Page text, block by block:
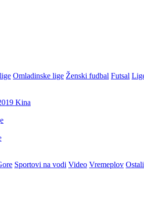
Omladinske lige Ženski fudbal Futsal
Kina
Sportovi na vodi Video Vremeplov